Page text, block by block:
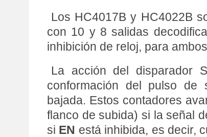
Los HC4017B y HC4022B
con 10 y 8 salidas
inhibición de reloj, para
La acción del disparador
conformación del pulso
bajada. Estos contadores
flanco de subida) si la señal
si EN está inhibida, es decir,